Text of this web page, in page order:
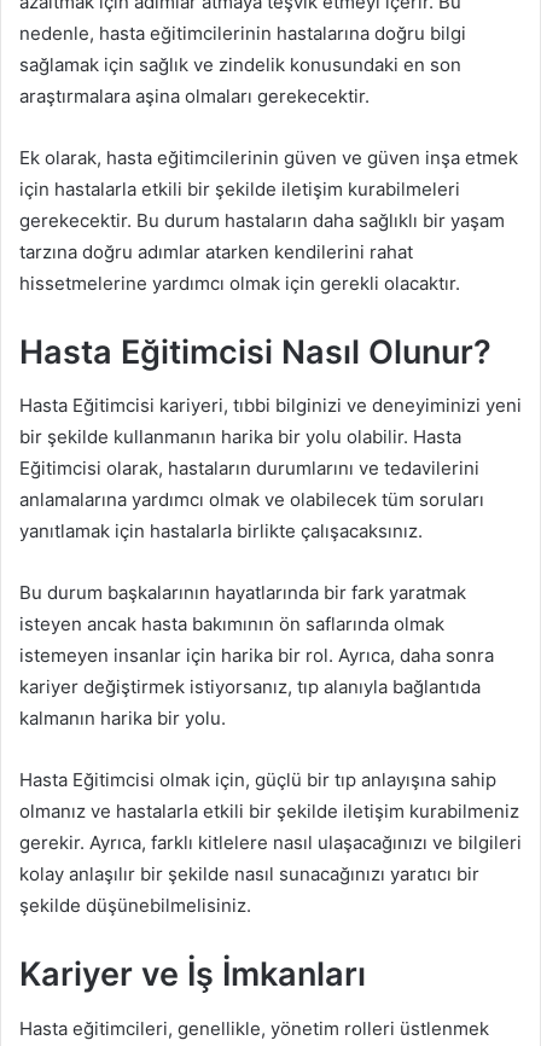
nedenle, hasta eğitimcilerinin hastalarına doğru bilgi
sağlamak için sağlık ve zindelik konusundaki en son
araştırmalara aşina olmaları gerekecektir.
Ek olarak, hasta eğitimcilerinin güven ve güven inşa etmek
için hastalarla etkili bir şekilde iletişim kurabilmeleri
gerekecektir. Bu durum hastaların daha sağlıklı bir yaşam
tarzına doğru adımlar atarken kendilerini rahat
hissetmelerine yardımcı olmak için gerekli olacaktır.
Hasta Eğitimcisi Nasıl Olunur?
Hasta Eğitimcisi kariyeri, tıbbi bilginizi ve deneyiminizi yeni
bir şekilde kullanmanın harika bir yolu olabilir. Hasta
Eğitimcisi olarak, hastaların durumlarını ve tedavilerini
anlamalarına yardımcı olmak ve olabilecek tüm soruları
yanıtlamak için hastalarla birlikte çalışacaksınız.
Bu durum başkalarının hayatlarında bir fark yaratmak
isteyen ancak hasta bakımının ön saflarında olmak
istemeyen insanlar için harika bir rol. Ayrıca, daha sonra
kariyer değiştirmek istiyorsanız, tıp alanıyla bağlantıda
kalmanın harika bir yolu.
Hasta Eğitimcisi olmak için, güçlü bir tıp anlayışına sahip
olmanız ve hastalarla etkili bir şekilde iletişim kurabilmeniz
gerekir. Ayrıca, farklı kitlelere nasıl ulaşacağınızı ve bilgileri
kolay anlaşılır bir şekilde nasıl sunacağınızı yaratıcı bir
şekilde düşünebilmelisiniz.
Kariyer ve İş İmkanları
Hasta eğitimcileri, genellikle, yönetim rolleri üstlenmek